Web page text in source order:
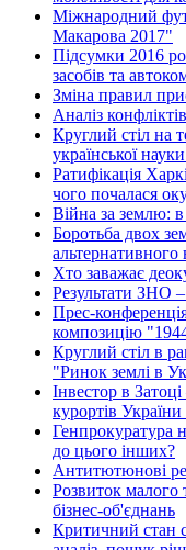
Міжнародний
Макарова 2017"
Підсумки 2016
засобів та
Зміна правил
Аналіз
Круглий стіл на
української
Ратифікація
чого почалася
Війна за землю: в
Боротьба двох
альтернативного
Хто заважає
Результати ЗНО
Прес-
композицію
Круглий стіл в
"Ринок землі в
Інвестор в
курортів
Генпрокуратура
до цього інших?
Антитютюнові
Розвиток малого
бізнес-об'єднань
Критичний стан